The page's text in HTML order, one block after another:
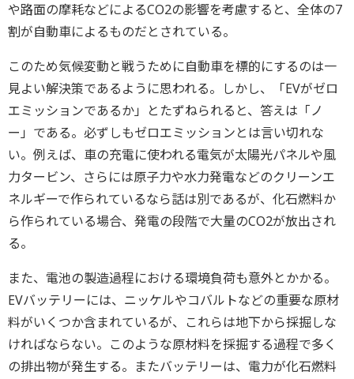
や路面の摩耗などによるCO2の影響を考慮すると、全体の7
割が自動車によるものだとされている。
このため気候変動と戦うために自動車を標的にするのは一
見よい解決策であるように思われる。しかし、「EVがゼロ
エミッションであるか」とたずねられると、答えは「ノ
ー」である。必ずしもゼロエミッションとは言い切れな
い。例えば、車の充電に使われる電気が太陽光パネルや風
力タービン、さらには原子力や水力発電などのクリーンエ
ネルギーで作られているなら話は別であるが、化石燃料か
ら作られている場合、発電の段階で大量のCO2が放出され
る。
また、電池の製造過程における環境負荷も意外とかかる。
EVバッテリーには、ニッケルやコバルトなどの重要な原材
料がいくつか含まれているが、これらは地下から採掘しな
ければならない。このような原材料を採掘する過程で多く
の排出物が発生する。またバッテリーは、電力が化石燃料